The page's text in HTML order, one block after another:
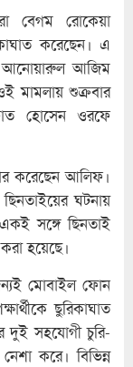
বেগম রোকেয়া
করেছেন। এ
আনোয়ারুল আজিম
মামলায় শুক্রবার
হোসেন ওরফে
করেছেন আলিফ।
ঘটনায়
সঙ্গে ছিনতাই
হয়েছে।
মোবাইল ফোন
ছুরিকাঘাত
দুই সহযোগী চুরি-
করে। বিভিন্ন